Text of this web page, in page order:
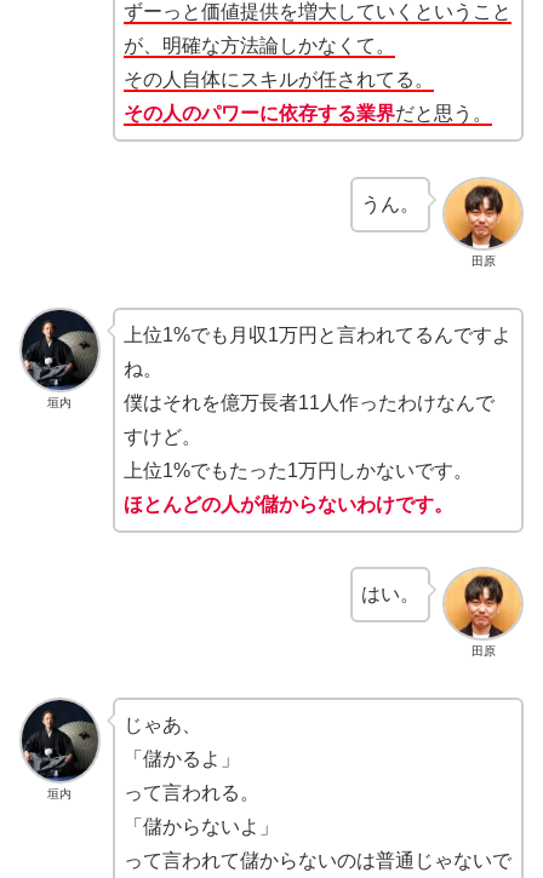
ずーっと価値提供を増大していくということ
が、明確な方法論しかなくて。
その人自体にスキルが任されてる。
その人のパワーに依存する業界だと思う。
田原
うん。
垣内
上位1%でも月収1万円と言われてるんですよ
ね。
僕はそれを億万長者11人作ったわけなんで
すけど。
上位1%でもたった1万円しかないです。
ほとんどの人が儲からないわけです。
田原
はい。
垣内
じゃあ、
「儲かるよ」
って言われる。
「儲からないよ」
って言われて儲からないのは普通じゃないで